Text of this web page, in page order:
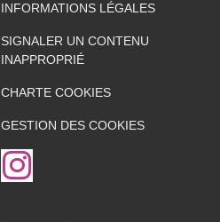
INFORMATIONS LÉGALES
SIGNALER UN CONTENU
INAPPROPRIÉ
CHARTE COOKIES
GESTION DES COOKIES